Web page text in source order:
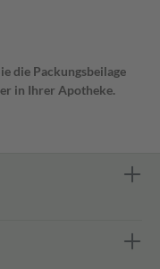
die Packungsbeilage
in Ihrer Apotheke.